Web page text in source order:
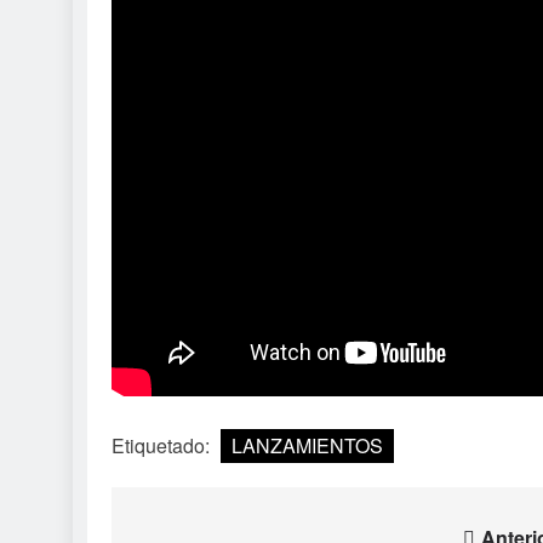
Etiquetado: LANZAMIENTOS